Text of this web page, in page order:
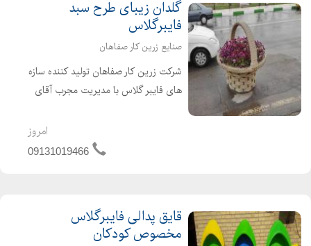
گلدان زیبای طرح سبد
فایبرگلاس
صنایع زرین کار صفاهان
شرکت زرین کار صفاهان تولید کننده سازه
های فایبر گلاس با مدیریت مجرب آقای
فایبرگلاس طرح سبد با کیفیت و به روز
امروز
09131019466
قایق پدالی فایبرگلاس
مخصوص کودکان